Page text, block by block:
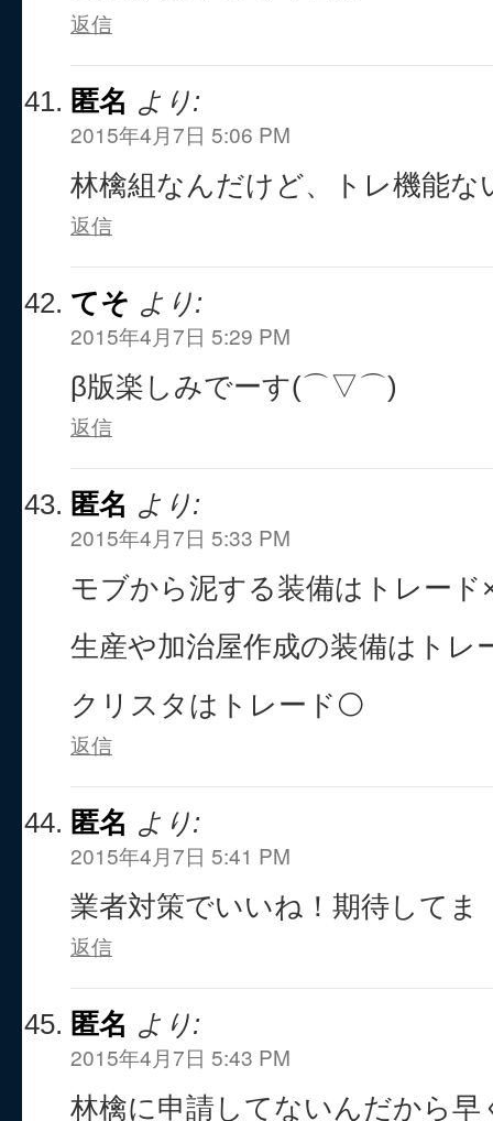
返信
匿名 より:
2015年4月7日 5:06 PM
林檎組なんだけど、トレ機能な
返信
てそ より:
2015年4月7日 5:29 PM
β版楽しみでーす(⌒▽⌒)
返信
匿名 より:
2015年4月7日 5:33 PM
モブから泥する装備はトレード
生産や加治屋作成の装備はトレ
クリスタはトレード⚪
返信
匿名 より:
2015年4月7日 5:41 PM
業者対策でいいね！期待してま
返信
匿名 より:
2015年4月7日 5:43 PM
林檎に申請してないんだから早